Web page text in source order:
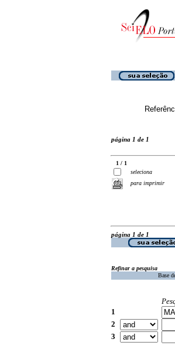
página 1 de 1
1 / 1
seleciona
para imprimir
página 1 de 1
Refinar a pesquisa
Base
1
2
3